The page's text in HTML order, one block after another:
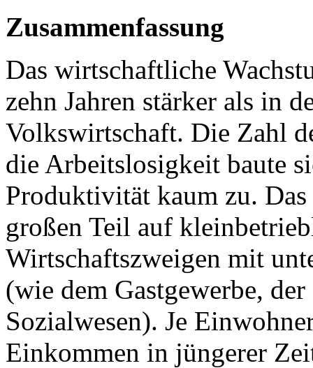
Zusammenfassung
Das wirtschaftliche
zehn Jahren stärker als in
Volkswirtschaft. Die Zahl
die Arbeitslosigkeit baute
Produktivität kaum zu. Das
großen Teil auf
Wirtschaftszweigen mit
(wie dem Gastgewerbe,
Sozialwesen). Je
Einkommen in jüngerer